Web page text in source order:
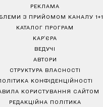
РЕКЛАМА
З ПРИЙОМОМ КАНАЛУ 1+1
КАТАЛОГ ПРОГРАМ
КАР’ЄРА
ВЕДУЧІ
АВТОРИ
СТРУКТУРА ВЛАСНОСТІ
КОНФІДЕНЦІЙНОСТІ
КОРИСТУВАННЯ САЙТОМ
РЕДАКЦІЙНА ПОЛІТИКА